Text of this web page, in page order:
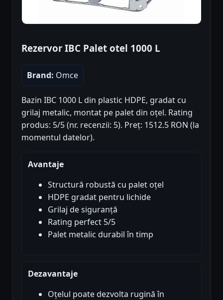
Rezervor IBC Palet otel 1000 L
Brand: Omce
Bazin IBC 1000 L din plastic HDPE, gradat cu
grilaj metalic, montat pe palet din oțel. Rating
produs: 5/5 (nr. recenzii: 5). Preț: 1512.5 RON (la
momentul datelor).
Avantaje
Structură robustă cu palet oțel
HDPE gradat pentru lichide
Grilaj de siguranță
Rating perfect 5/5
Palet metalic durabil în timp
Dezavantaje
Oțelul poate dezvolta rugină în